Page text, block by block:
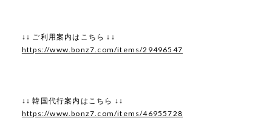
↓↓ ご利用案内はこちら ↓↓
https://www.bonz7.com/items/29496547
↓↓ 韓国代行案内はこちら ↓↓
https://www.bonz7.com/items/46955728